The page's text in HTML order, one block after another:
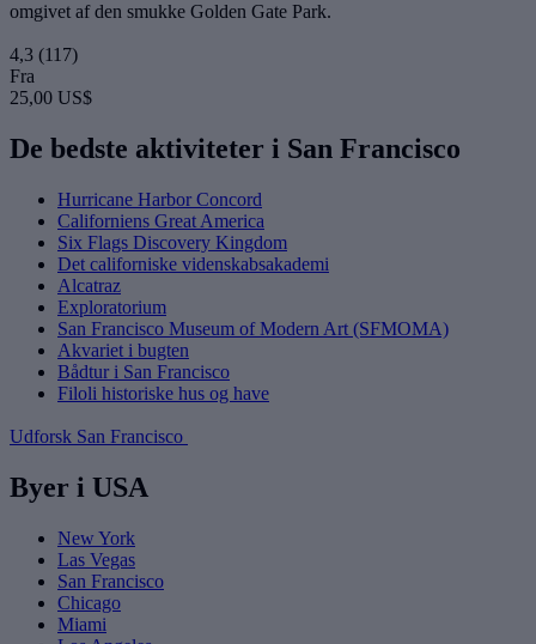
omgivet af den smukke Golden Gate Park.
4,3 (117)
Fra
25,00 US$
De bedste aktiviteter i San Francisco
Hurricane Harbor Concord
Californiens Great America
Six Flags Discovery Kingdom
Det californiske videnskabsakademi
Alcatraz
Exploratorium
San Francisco Museum of Modern Art (SFMOMA)
Akvariet i bugten
Bådtur i San Francisco
Filoli historiske hus og have
Udforsk San Francisco
Byer i USA
New York
Las Vegas
San Francisco
Chicago
Miami